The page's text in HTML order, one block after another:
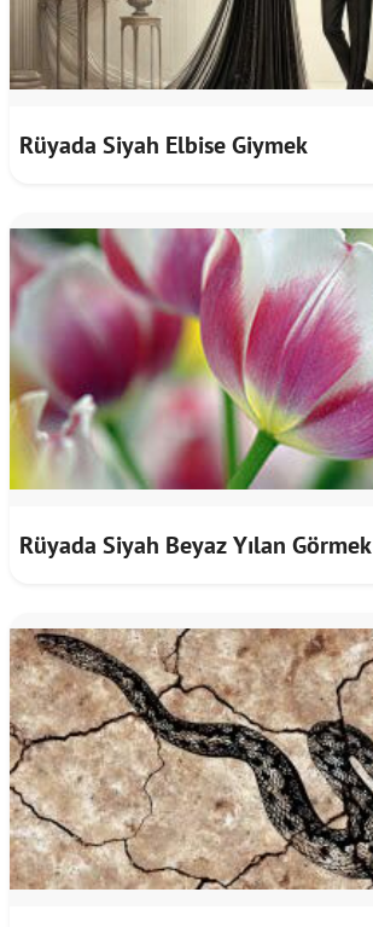
Rüyada Siyah Elbise Giymek
Rüyada Siyah Beyaz Yılan Görmek